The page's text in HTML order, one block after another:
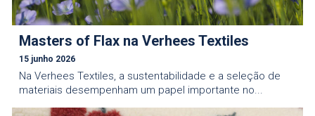
Masters of Flax na Verhees Textiles
15 junho 2026
Na Verhees Textiles, a sustentabilidade e a seleção de
materiais desempenham um papel importante no...